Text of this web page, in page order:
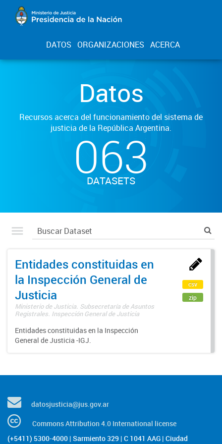
DATOS ORGANIZACIONES ACERCA
Datos
Recursos acerca del funcionamiento del sistema de
justicia de la República Argentina.
063
DATASETS
Entidades constituidas en
la Inspección General de
Justicia
Ministerio de Justicia. Subsecretaría de Asuntos
Registrales. Inspección General de Justicia
Entidades constituidas en la Inspección
General de Justicia -IGJ.
csv
zip
datosjusticia@jus.gov.ar
Commons Attribution 4.0 International license
(+5411) 5300-4000 | Sarmiento 329 | C 1041 AAG | Ciudad